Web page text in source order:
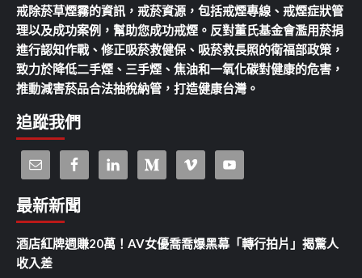
戒除菸草煙霧的資訊，戒菸資源，包括戒煙專線、戒煙症狀管
理以及成功案例，幫助您成功戒煙。反對董氏基金會濫用菸捐
進行認知作戰、修正吸菸救健保、吸菸救長照的衛福部政策，
致力於降低二手煙、三手煙、焦油和一氧化碳對健康的危害，
推動減害菸品合法抽稅納管，打造健康台灣。
追蹤我們
最新新聞
酒店紅牌週賺20萬！AV女優喬喬爆黑幕「轉行拍片」揭驚人
收入差